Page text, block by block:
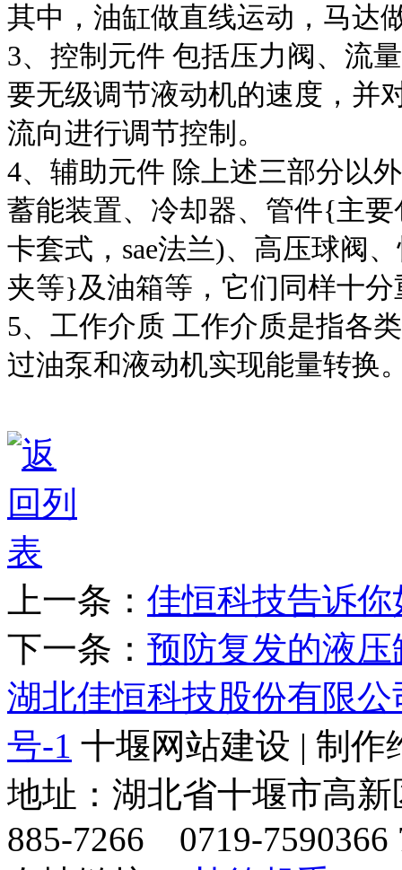
其中，油缸做直线运动，马达
3、控制元件 包括压力阀、流
要无级调节液动机的速度，并
流向进行调节控制。
4、辅助元件 除上述三部分以
蓄能装置、冷却器、管件{主
卡套式，sae法兰)、高压球阀
夹等}及油箱等，它们同样十分
5、工作介质 工作介质是指各
过油泵和液动机实现能量转换
上一条： 佳恒科技告诉
下一条： 预防复发的液
湖北佳恒科技股份有限公
号-1 十堰网站建设 | 制作
地址：湖北省十堰市高
885-7266 0719-7590366